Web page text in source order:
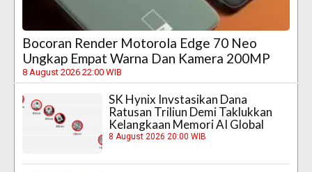
Bocoran Render Motorola Edge 70 Neo
Ungkap Empat Warna Dan Kamera 200MP
8 August 2026 22:00 WIB
SK Hynix Invstasikan Dana
Ratusan Triliun Demi Taklukkan
Kelangkaan Memori AI Global
8 August 2026 20:00 WIB